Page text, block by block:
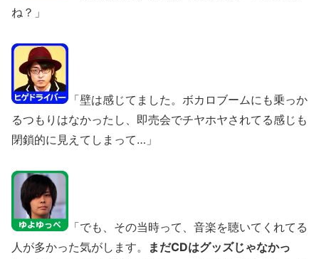
ね？」
「壁は感じてました。ボカロブームにも乗っか
るつもりはなかったし、即売会でチヤホヤされてる感じも
閉鎖的に見えてしまって…」
「でも、その当時って、音楽を聴いてくれてる
人が多かった気がします。
まだCDはグッズじゃなかっ